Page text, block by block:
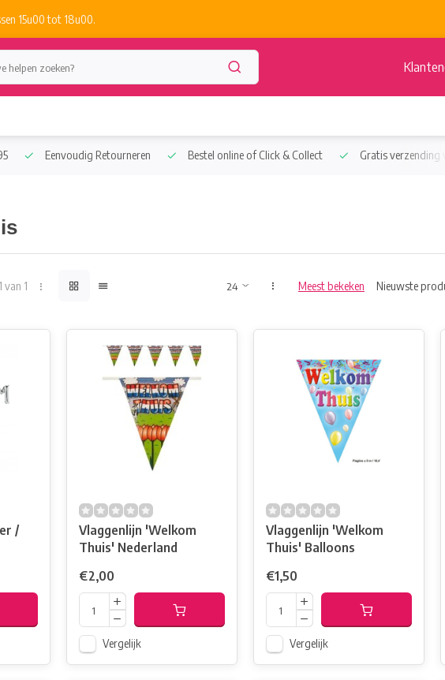
15u00 tot 18u00.
Eenvoudig Retourneren Bestel online of Click & Collect Gratis verzending
van 1 Meest bekeken Nieuwste
/
Vlaggenlijn 'Welkom
Thuis' Nederland
€2,00
Vergelijk
Vlaggenlijn 'Welkom
Thuis' Balloons
€1,50
Vergelijk